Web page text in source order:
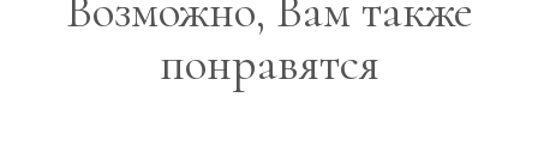
понравятся